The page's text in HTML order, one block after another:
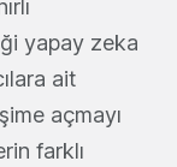
yapay zeka
ait
açmayı
farklı